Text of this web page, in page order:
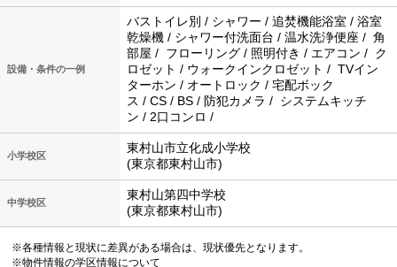
設備・条件の一例
バストイレ別 / シャワー / 追焚機能浴室 / 浴室
乾燥機 / シャワー付洗面台 / 温水洗浄便座 / 角
部屋 / フローリング / 照明付き / エアコン / ク
ロゼット / ウォークインクロゼット / TVイン
ターホン / オートロック / 宅配ボック
ス / CS / BS / 防犯カメラ / システムキッチ
ン / 2口コンロ /
小学校区
東村山市立化成小学校
(東京都東村山市)
中学校区
東村山第四中学校
(東京都東村山市)
※各種情報と現状に差異がある場合は、現状優先となります。
※物件情報の学区情報について